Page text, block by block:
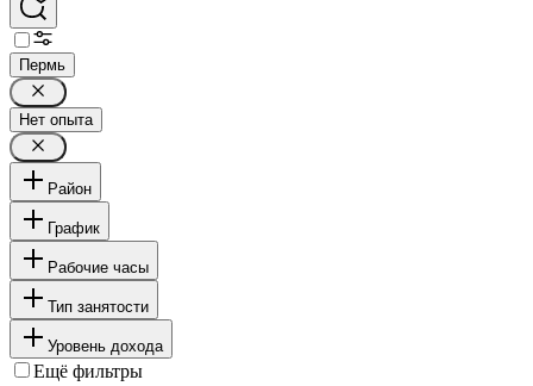
Пермь
Нет опыта
Район
График
Рабочие часы
Тип занятости
Уровень дохода
Ещё фильтры